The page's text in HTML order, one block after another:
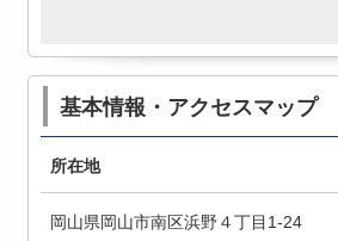
基本情報・アクセスマップ
所在地
岡山県岡山市南区浜野４丁目1-24